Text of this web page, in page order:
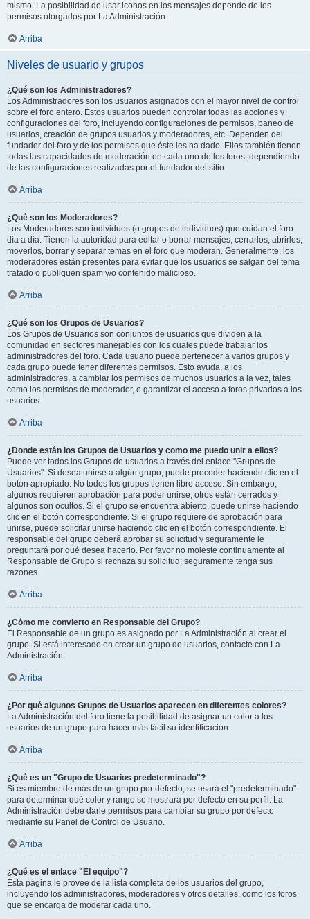
mismo. La posibilidad de usar iconos en los mensajes depende de los
permisos otorgados por La Administración.
Arriba
Niveles de usuario y grupos
¿Qué son los Administradores?
Los Administradores son los usuarios asignados con el mayor nivel de control
sobre el foro entero. Estos usuarios pueden controlar todas las acciones y
configuraciones del foro, incluyendo configuraciones de permisos, baneo de
usuarios, creación de grupos usuarios y moderadores, etc. Dependen del
fundador del foro y de los permisos que éste les ha dado. Ellos también tienen
todas las capacidades de moderación en cada uno de los foros, dependiendo
de las configuraciones realizadas por el fundador del sitio.
Arriba
¿Qué son los Moderadores?
Los Moderadores son individuos (o grupos de individuos) que cuidan el foro
día a día. Tienen la autoridad para editar o borrar mensajes, cerrarlos, abrirlos,
moverlos, borrar y separar temas en el foro que moderan. Generalmente, los
moderadores están presentes para evitar que los usuarios se salgan del tema
tratado o publiquen spam y/o contenido malicioso.
Arriba
¿Qué son los Grupos de Usuarios?
Los Grupos de Usuarios son conjuntos de usuarios que dividen a la
comunidad en sectores manejables con los cuales puede trabajar los
administradores del foro. Cada usuario puede pertenecer a varios grupos y
cada grupo puede tener diferentes permisos. Esto ayuda, a los
administradores, a cambiar los permisos de muchos usuarios a la vez, tales
como los permisos de moderador, o garantizar el acceso a foros privados a los
usuarios.
Arriba
¿Donde están los Grupos de Usuarios y como me puedo unir a ellos?
Puede ver todos los Grupos de usuarios a través del enlace "Grupos de
Usuarios". Si desea unirse a algún grupo, puede proceder haciendo clic en el
botón apropiado. No todos los grupos tienen libre acceso. Sin embargo,
algunos requieren aprobación para poder unirse, otros están cerrados y
algunos son ocultos. Si el grupo se encuentra abierto, puede unirse haciendo
clic en el botón correspondiente. Si el grupo requiere de aprobación para
unirse, puede solicitar unirse haciendo clic en el botón correspondiente. El
responsable del grupo deberá aprobar su solicitud y seguramente le
preguntará por qué desea hacerlo. Por favor no moleste continuamente al
Responsable de Grupo si rechaza su solicitud; seguramente tenga sus
razones.
Arriba
¿Cómo me convierto en Responsable del Grupo?
El Responsable de un grupo es asignado por La Administración al crear el
grupo. Si está interesado en crear un grupo de usuarios, contacte con La
Administración.
Arriba
¿Por qué algunos Grupos de Usuarios aparecen en diferentes colores?
La Administración del foro tiene la posibilidad de asignar un color a los
usuarios de un grupo para hacer más fácil su identificación.
Arriba
¿Qué es un "Grupo de Usuarios predeterminado"?
Si es miembro de más de un grupo por defecto, se usará el "predeterminado"
para determinar qué color y rango se mostrará por defecto en su perfil. La
Administración debe darle permisos para cambiar su grupo por defecto
mediante su Panel de Control de Usuario.
Arriba
¿Qué es el enlace "El equipo"?
Esta página le provee de la lista completa de los usuarios del grupo,
incluyendo los administradores, moderadores y otros detalles, como los foros
que se encarga de moderar cada uno.